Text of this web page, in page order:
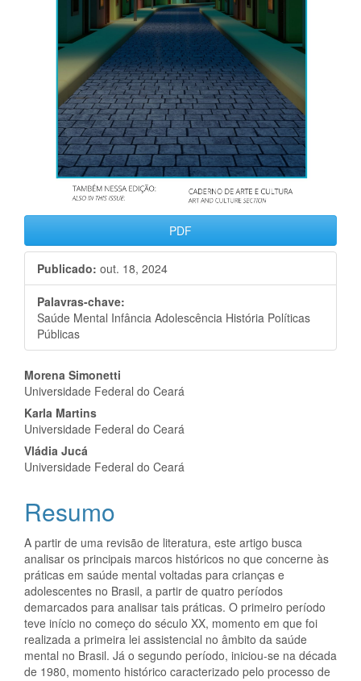
PDF
Publicado: out. 18, 2024
Palavras-chave:
Saúde Mental Infância Adolescência História Políticas
Públicas
Conteúdo
do
artigo
principal
Morena Simonetti
Universidade Federal do Ceará
Karla Martins
Universidade Federal do Ceará
Vládia Jucá
Universidade Federal do Ceará
Resumo
A partir de uma revisão de literatura, este artigo busca
analisar os principais marcos históricos no que concerne às
práticas em saúde mental voltadas para crianças e
adolescentes no Brasil, a partir de quatro períodos
demarcados para analisar tais práticas. O primeiro período
teve início no começo do século XX, momento em que foi
realizada a primeira lei assistencial no âmbito da saúde
mental no Brasil. Já o segundo período, iniciou-se na década
de 1980, momento histórico caracterizado pelo processo de